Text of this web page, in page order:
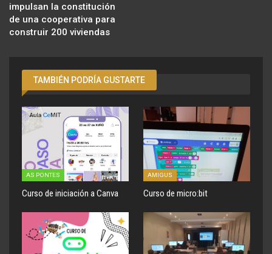
impulsan la constitución
de una cooperativa para
construir 200 viviendas
TAMBIÉN PODRÍA GUSTARTE
AS PONTES
Curso de iniciación a Canva
AMIGUS
Curso de micro:bit